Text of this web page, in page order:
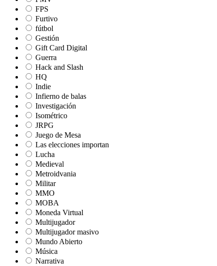
FPS
Furtivo
fútbol
Gestión
Gift Card Digital
Guerra
Hack and Slash
HQ
Indie
Infierno de balas
Investigación
Isométrico
JRPG
Juego de Mesa
Las elecciones importan
Lucha
Medieval
Metroidvania
Militar
MMO
MOBA
Moneda Virtual
Multijugador
Multijugador masivo
Mundo Abierto
Música
Narrativa